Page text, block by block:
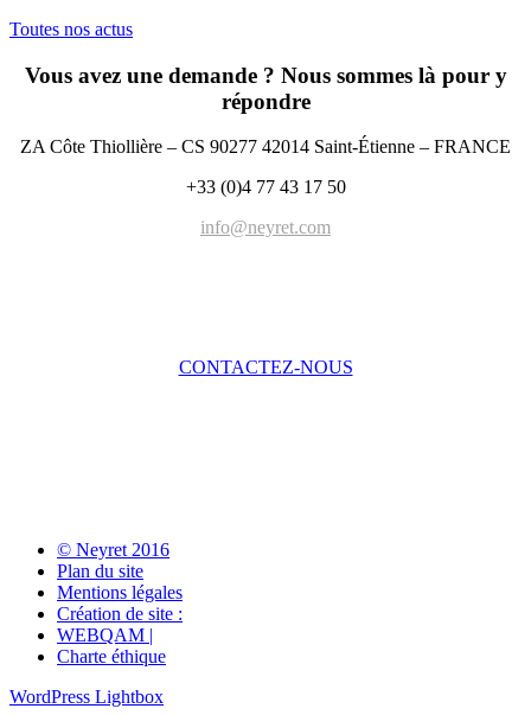
Toutes nos actus
Vous avez une demande ? Nous sommes là pour y
répondre
ZA Côte Thiollière – CS 90277 42014 Saint-Étienne – FRANCE
+33 (0)4 77 43 17 50
info@neyret.com
CONTACTEZ-NOUS
© Neyret 2016
Plan du site
Mentions légales
Création de site :
WEBQAM |
Charte éthique
WordPress Lightbox